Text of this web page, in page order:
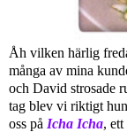
Åh vilken härlig
många av mina
och David strosade
tag blev vi riktigt
oss på Icha Icha,